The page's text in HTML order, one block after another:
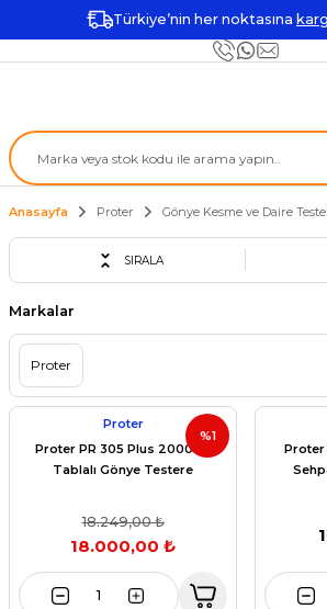
Türkiye’nin her noktasına
Anasayfa Proter Gönye Kesme ve Daire
SIRALA
Markalar
Proter
%1
Proter
Proter PR 305 Plus 2000 W
Tablalı Gönye Testere
18.249,00 ₺
18.000,00 ₺
Proter